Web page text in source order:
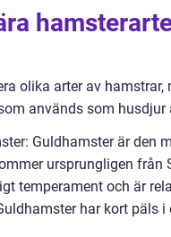
olika arter av hamstrar,
används som husdjur
Guldhamster är den
ursprungligen från
temperament och är
har kort päls i